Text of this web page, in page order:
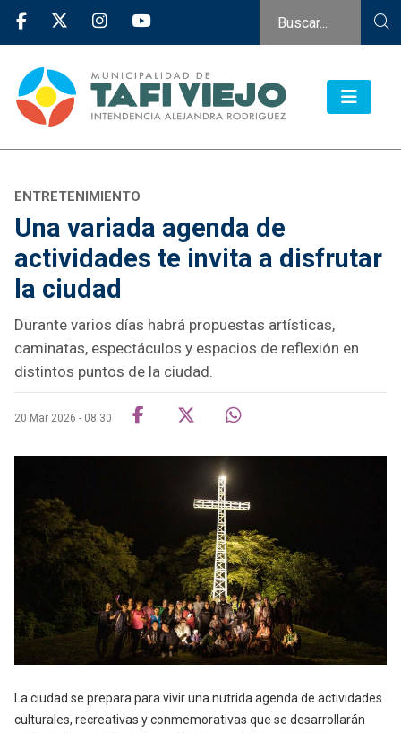
ENTRETENIMIENTO
Una variada agenda de
actividades te invita a disfrutar
la ciudad
Durante varios días habrá propuestas artísticas,
caminatas, espectáculos y espacios de reflexión en
distintos puntos de la ciudad.
20 Mar 2026 - 08:30
La ciudad se prepara para vivir una nutrida agenda de actividades
culturales, recreativas y conmemorativas que se desarrollarán